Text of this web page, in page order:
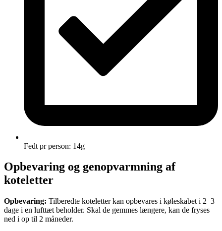
Fedt pr person: 14g
Opbevaring og genopvarmning af
koteletter
Opbevaring: Tilberedte koteletter kan opbevares i køleskabet i 2–3
dage i en lufttæt beholder. Skal de gemmes længere, kan de fryses
ned i op til 2 måneder.